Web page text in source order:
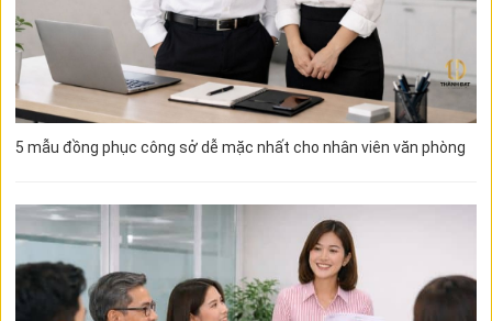
5 mẫu đồng phục công sở dễ mặc nhất cho nhân viên văn phòng